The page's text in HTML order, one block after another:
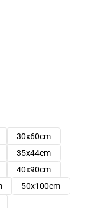
30x60cm
35x44cm
40x90cm
50x100cm